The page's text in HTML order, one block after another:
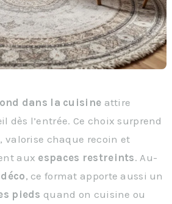
dans la cuisine attire
dès l’entrée. Ce choix surprend
, valorise chaque recoin et
aux espaces restreints. Au-
déco, ce format apporte aussi un
pieds quand on cuisine ou